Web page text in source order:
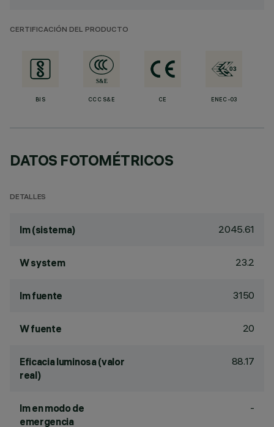
CERTIFICACIÓN DEL PRODUCTO
BIS CCC S&E CE ENEC-03
DATOS FOTOMÉTRICOS
DETALLES
lm (sistema) 2045.61
W system 23.2
lm fuente 3150
W fuente 20
Eficacia luminosa (valor
real)
88.17
lm en modo de
emergencia
-